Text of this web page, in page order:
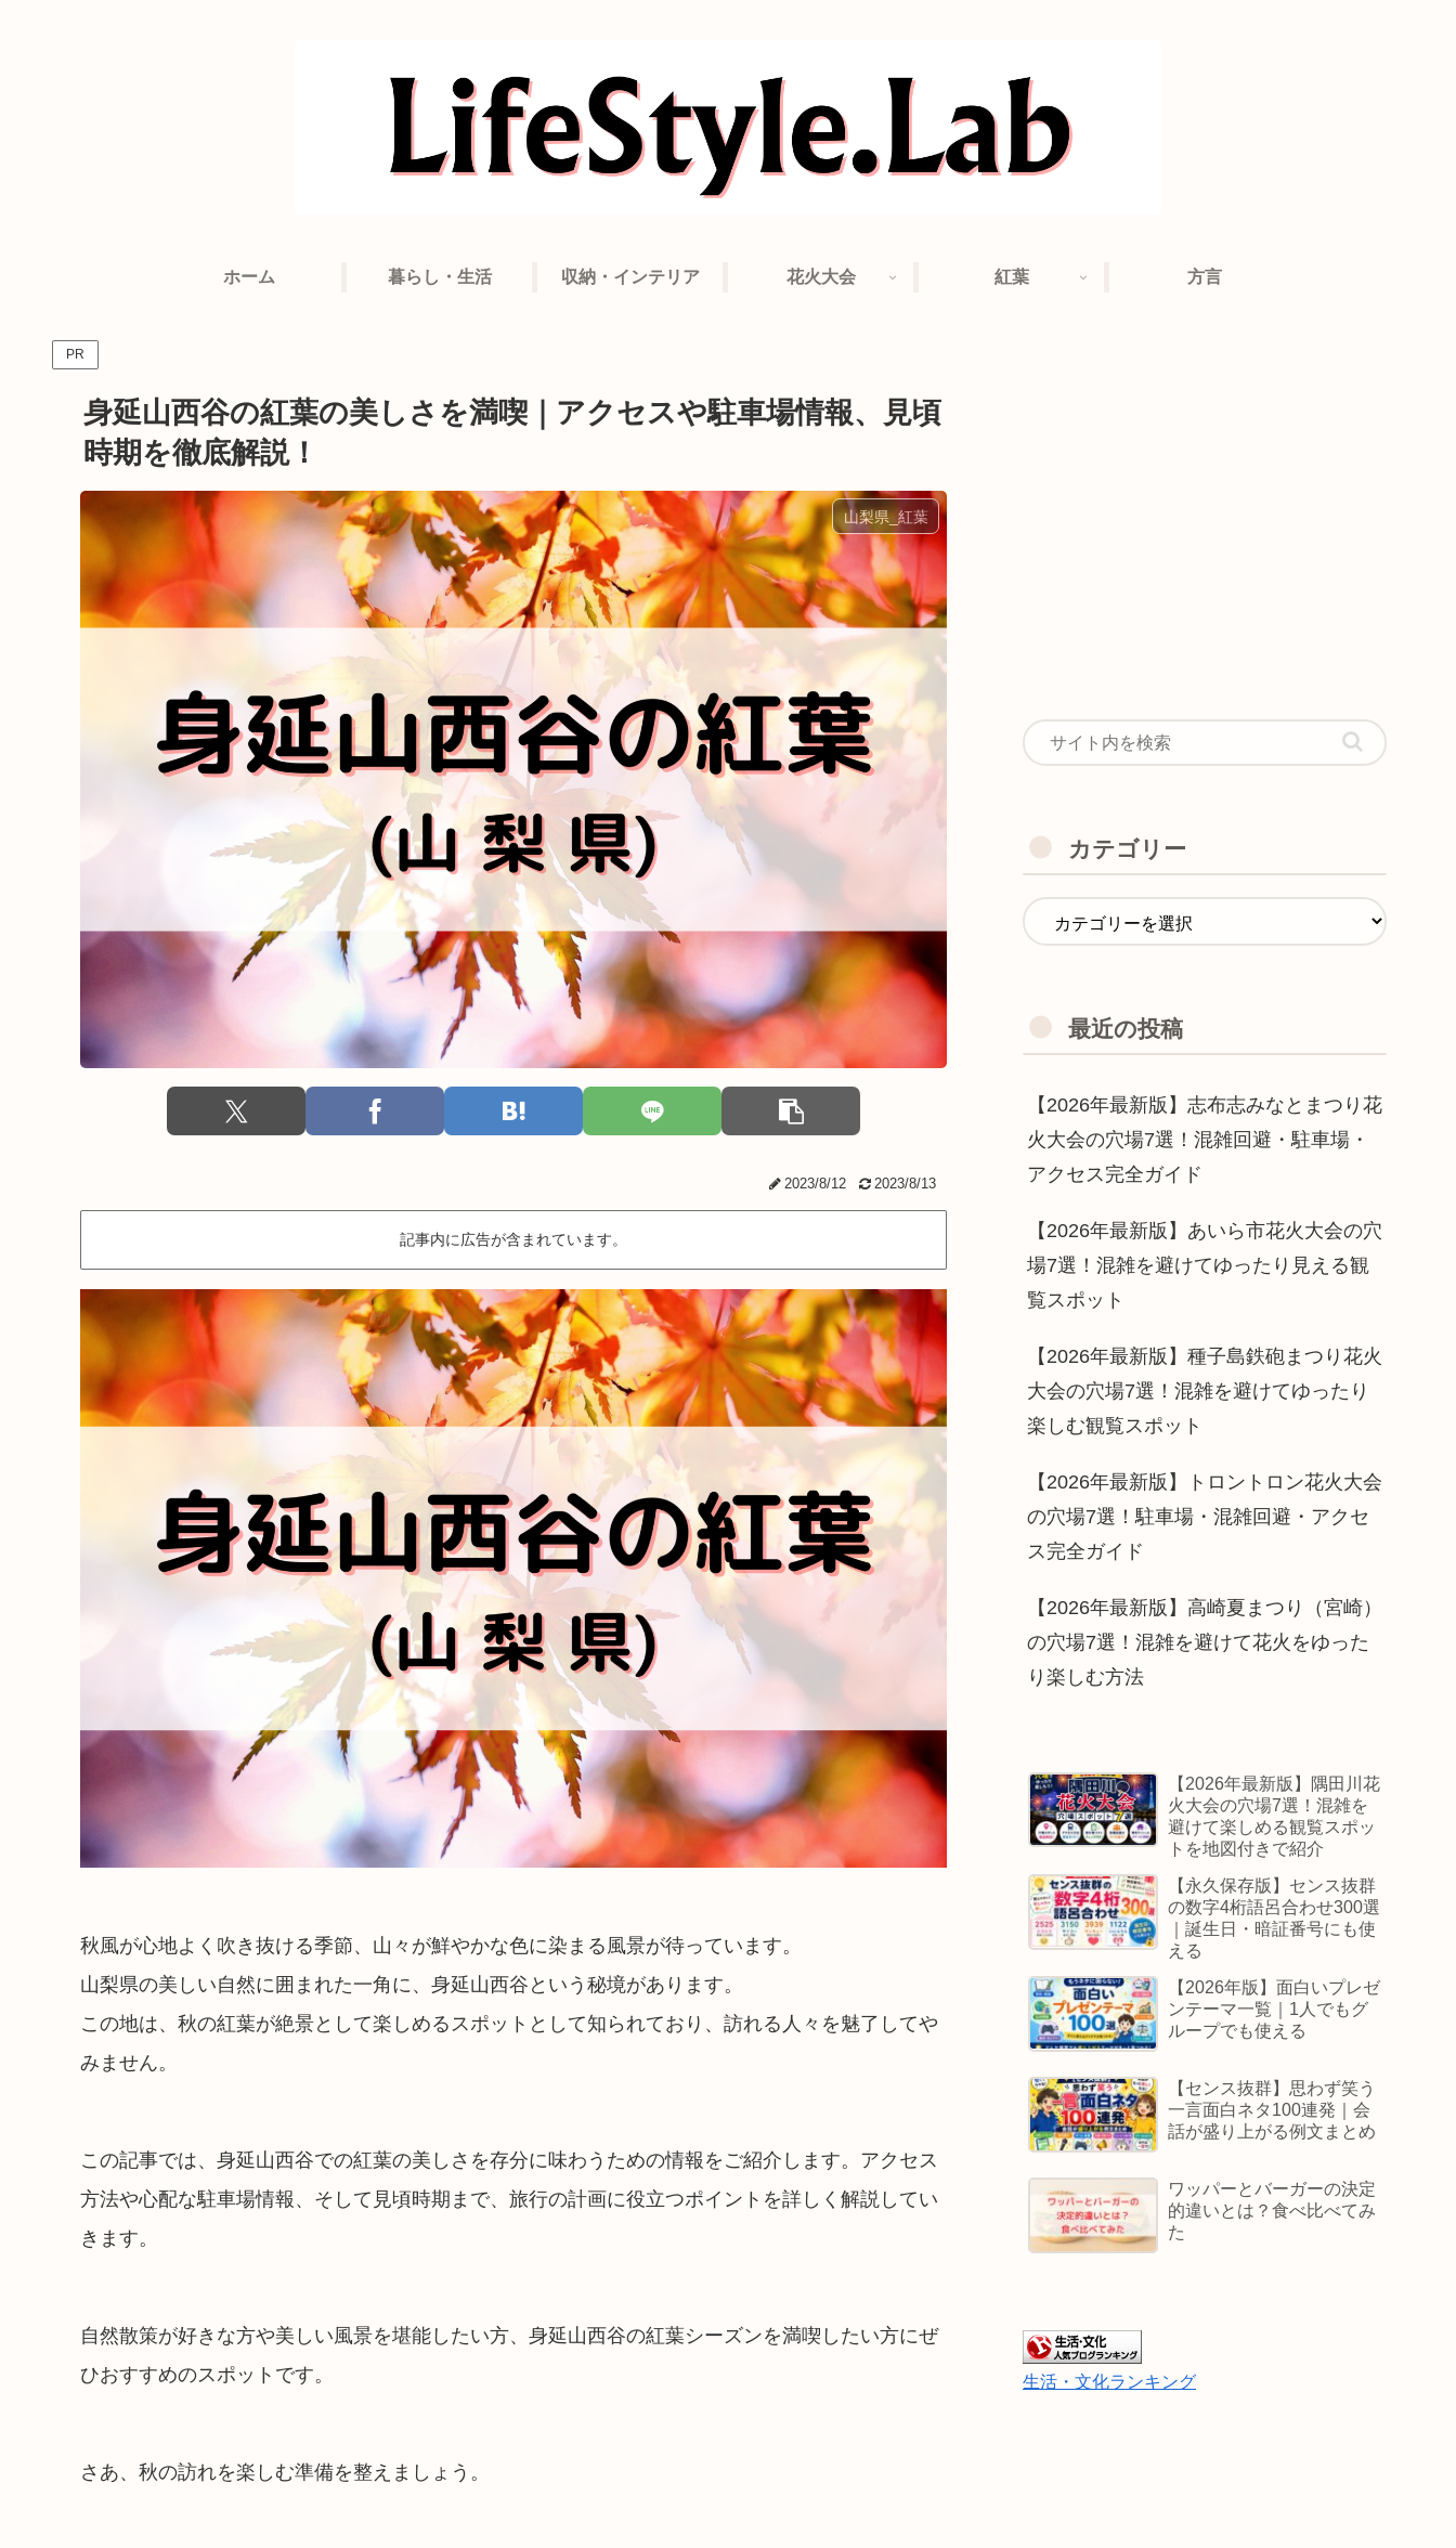
ホーム 暮らし・生活 収納・インテリア 花火大会 紅葉 方言
PR
身延山西谷の紅葉の美しさを満喫｜アクセスや駐車場情報、見頃
時期を徹底解説！
山梨県_紅葉
2023/8/12 2023/8/13
記事内に広告が含まれています。
秋風が心地よく吹き抜ける季節、山々が鮮やかな色に染まる風景が待っています。
山梨県の美しい自然に囲まれた一角に、身延山西谷という秘境があります。
この地は、秋の紅葉が絶景として楽しめるスポットとして知られており、訪れる人々を魅了してや
みません。
この記事では、身延山西谷での紅葉の美しさを存分に味わうための情報をご紹介します。アクセス
方法や心配な駐車場情報、そして見頃時期まで、旅行の計画に役立つポイントを詳しく解説してい
きます。
自然散策が好きな方や美しい風景を堪能したい方、身延山西谷の紅葉シーズンを満喫したい方にぜ
ひおすすめのスポットです。
さあ、秋の訪れを楽しむ準備を整えましょう。
カテゴリー
最近の投稿
【2026年最新版】志布志みなとまつり花
火大会の穴場7選！混雑回避・駐車場・
アクセス完全ガイド
【2026年最新版】あいら市花火大会の穴
場7選！混雑を避けてゆったり見える観
覧スポット
【2026年最新版】種子島鉄砲まつり花火
大会の穴場7選！混雑を避けてゆったり
楽しむ観覧スポット
【2026年最新版】トロントロン花火大会
の穴場7選！駐車場・混雑回避・アクセ
ス完全ガイド
【2026年最新版】高崎夏まつり（宮崎）
の穴場7選！混雑を避けて花火をゆった
り楽しむ方法
【2026年最新版】隅田川花
火大会の穴場7選！混雑を
避けて楽しめる観覧スポッ
トを地図付きで紹介
【永久保存版】センス抜群
の数字4桁語呂合わせ300選
｜誕生日・暗証番号にも使
える
【2026年版】面白いプレゼ
ンテーマ一覧｜1人でもグ
ループでも使える
【センス抜群】思わず笑う
一言面白ネタ100連発｜会
話が盛り上がる例文まとめ
ワッパーとバーガーの決定
的違いとは？食べ比べてみ
た
生活・文化ランキング